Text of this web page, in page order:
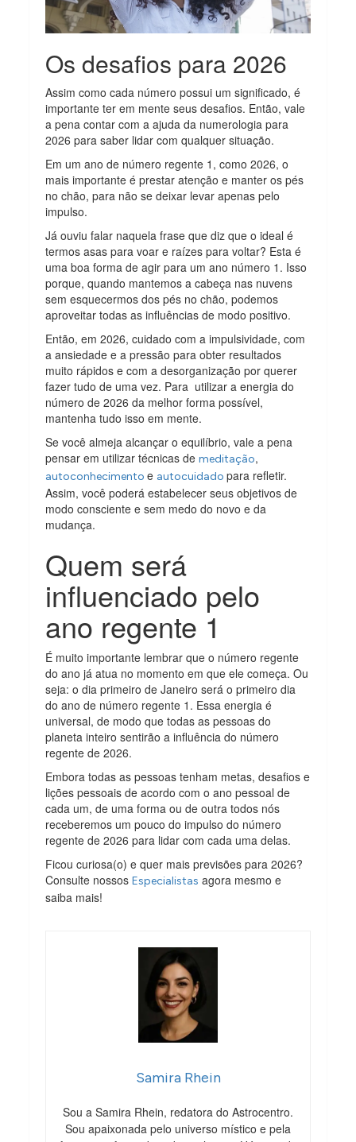
Os desafios para 2026
Assim como cada número possui um significado, é
importante ter em mente seus desafios. Então, vale
a pena contar com a ajuda da numerologia para
2026 para saber lidar com qualquer situação.
Em um ano de número regente 1, como 2026, o
mais importante é prestar atenção e manter os pés
no chão, para não se deixar levar apenas pelo
impulso.
Já ouviu falar naquela frase que diz que o ideal é
termos asas para voar e raízes para voltar? Esta é
uma boa forma de agir para um ano número 1. Isso
porque, quando mantemos a cabeça nas nuvens
sem esquecermos dos pés no chão, podemos
aproveitar todas as influências de modo positivo.
Então, em 2026, cuidado com a impulsividade, com
a ansiedade e a pressão para obter resultados
muito rápidos e com a desorganização por querer
fazer tudo de uma vez. Para utilizar a energia do
número de 2026 da melhor forma possível,
mantenha tudo isso em mente.
Se você almeja alcançar o equilíbrio, vale a pena
pensar em utilizar técnicas demeditação,
autoconhecimentoe autocuidadopara refletir.
Assim, você poderá estabelecer seus objetivos de
modo consciente e sem medo do novo e da
mudança.
Quem será
influenciado pelo
ano regente 1
É muito importante lembrar que o número regente
do ano já atua no momento em que ele começa. Ou
seja: o dia primeiro de Janeiro será o primeiro dia
do ano de número regente 1. Essa energia é
universal, de modo que todas as pessoas do
planeta inteiro sentirão a influência do número
regente de 2026.
Embora todas as pessoas tenham metas, desafios e
lições pessoais de acordo com o ano pessoal de
cada um, de uma forma ou de outra todos nós
receberemos um pouco do impulso do número
regente de 2026 para lidar com cada uma delas.
Ficou curiosa(o) e quer mais previsões para 2026?
Consulte nossosEspecialistas agora mesmo e
saiba mais!
Samira Rhein
Sou a Samira Rhein, redatora do Astrocentro.
Sou apaixonada pelo universo místico e pela